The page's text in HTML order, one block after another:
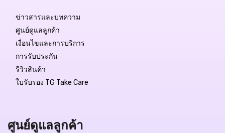
ข่าวสารและบทความ
ศูนย์ดูแลลูกค้า
เงื่อนไขและการบริการ
การรับประกัน
รีวิวสินค้า
ใบรับรอง TG Take Care
ศูนย์ดูแลลูกค้า